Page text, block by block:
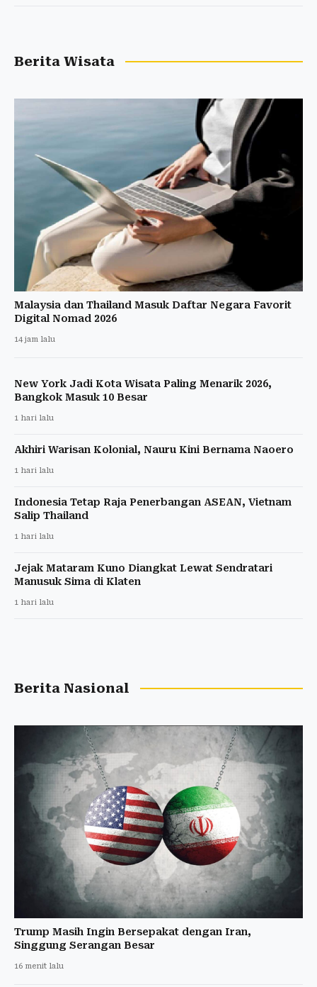
Berita Wisata
Malaysia dan Thailand Masuk Daftar Negara Favorit
Digital Nomad 2026
14 jam lalu
New York Jadi Kota Wisata Paling Menarik 2026,
Bangkok Masuk 10 Besar
1 hari lalu
Akhiri Warisan Kolonial, Nauru Kini Bernama Naoero
1 hari lalu
Indonesia Tetap Raja Penerbangan ASEAN, Vietnam
Salip Thailand
1 hari lalu
Jejak Mataram Kuno Diangkat Lewat Sendratari
Manusuk Sima di Klaten
1 hari lalu
Berita Nasional
Trump Masih Ingin Bersepakat dengan Iran,
Singgung Serangan Besar
16 menit lalu